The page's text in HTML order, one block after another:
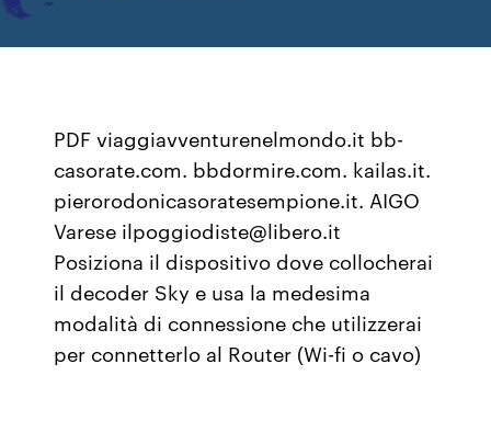
PDF viaggiavventurenelmondo.it bb-
casorate.com. bbdormire.com. kailas.it.
pierorodonicasoratesempione.it. AIGO
Varese ilpoggiodiste@libero.it
Posiziona il dispositivo dove collocherai
il decoder Sky e usa la medesima
modalità di connessione che utilizzerai
per connetterlo al Router (Wi-fi o cavo)